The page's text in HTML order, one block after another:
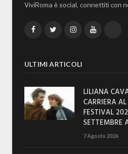
ViviRoma è social, connettiti con
FacebookTwitterInstagramYouTube
ULTIMI ARTICOLI
LILIANA
CARRIERA
FESTIVAL
SETTEMBRE
7 Agosto 2026